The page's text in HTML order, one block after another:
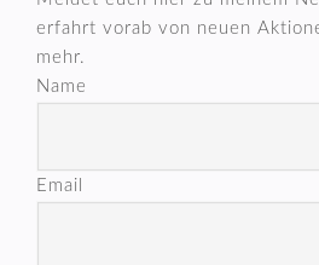
erfahrt vorab von neuen
mehr.
Name
Email